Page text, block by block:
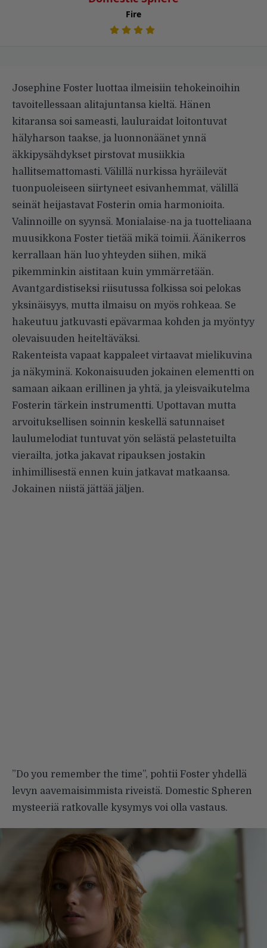
Fire
Josephine Foster luottaa ilmeisiin tehokeinoihin
tavoitellessaan alitajuntansa kieltä. Hänen
kitaransa soi sameasti, lauluraidat loitontuvat
hälyharson taakse, ja luonnonäänet ynnä
äkkipysähdykset pirstovat musiikkia
hallitsemattomasti. Välillä nurkissa hyräilevät
tuonpuoleiseen siirtyneet esivanhemmat, välillä
seinät heijastavat Fosterin omia harmonioita.
Valinnoille on syynsä. Monialaise-na ja tuotteliaana
muusikkona Foster tietää mikä toimii. Äänikerros
kerrallaan hän luo yhteyden siihen, mikä
pikemminkin aistitaan kuin ymmärretään.
Avantgardistiseksi riisutussa folkissa soi pelokas
yksinäisyys, mutta ilmaisu on myös rohkeaa. Se
hakeutuu jatkuvasti epävarmaa kohden ja myöntyy
olevaisuuden heiteltäväksi.
Rakenteista vapaat kappaleet virtaavat mielikuvina
ja näkyminä. Kokonaisuuden jokainen elementti on
samaan aikaan erillinen ja yhtä, ja yleisvaikutelma
Fosterin tärkein instrumentti. Upottavan mutta
arvoituksellisen soinnin keskellä satunnaiset
laulumelodiat tuntuvat yön selästä pelastetuilta
vierailta, jotka jakavat ripauksen jostakin
inhimillisestä ennen kuin jatkavat matkaansa.
Jokainen niistä jättää jäljen.
”Do you remember the time”, pohtii Foster yhdellä
levyn aavemaisimmista riveistä. Domestic Spheren
mysteeriä ratkovalle kysymys voi olla vastaus.